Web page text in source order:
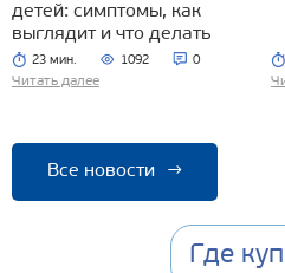
детей: симптомы, как
выглядит и что делать
23 мин. 1092 0
Читать далее
Все новости →
Где